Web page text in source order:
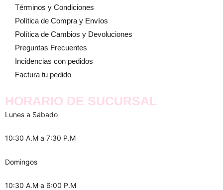
Términos y Condiciones
Política de Compra y Envíos
Política de Cambios y Devoluciones
Preguntas Frecuentes
Incidencias con pedidos
Factura tu pedido
HORARIO DE SUCURSAL
Lunes a Sábado
10:30 A.M a 7:30 P.M
Domingos
10:30 A.M a 6:00 P.M